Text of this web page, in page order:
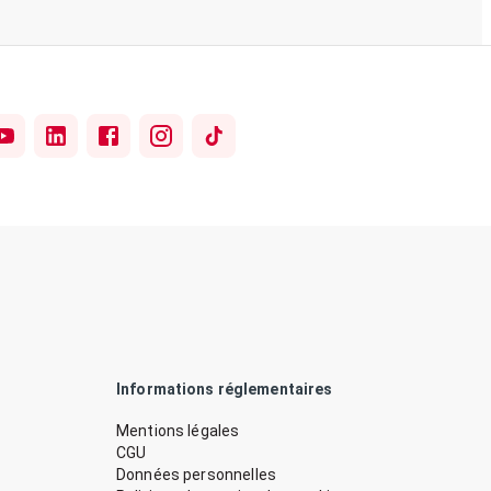
Informations réglementaires
Mentions légales
CGU
Données personnelles